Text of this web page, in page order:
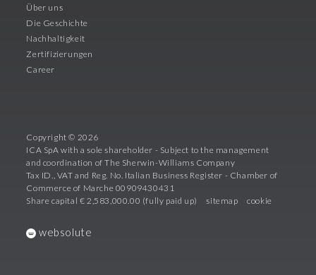
Über uns
Die Geschichte
Nachhaltigkeit
Zertifizierungen
Career
Copyright © 2026
ICA SpA with a sole shareholder - Subject to the management
and coordination of The Sherwin-Williams Company
Tax ID., VAT and Reg. No. Italian Business Register - Chamber of
Commerce of Marche 00909430431
Share capital € 2,583,000.00 (fully paid up)
sitemap cookie
websolute